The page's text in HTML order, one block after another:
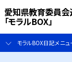
愛知県教育委員
「モラルBOX」
モラルBOX日記メニュ